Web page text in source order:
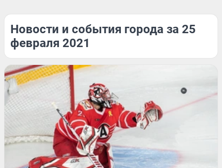
Новости и события города за 25
февраля 2021